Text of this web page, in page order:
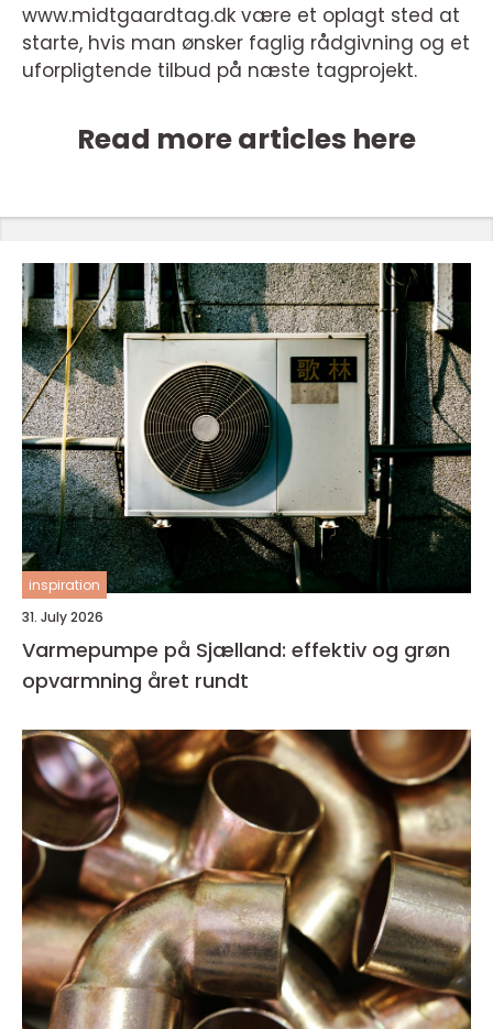
www.midtgaardtag.dk være et oplagt sted at
starte, hvis man ønsker faglig rådgivning og et
uforpligtende tilbud på næste tagprojekt.
Read more articles here
inspiration
31. July 2026
Varmepumpe på Sjælland: effektiv og grøn
opvarmning året rundt